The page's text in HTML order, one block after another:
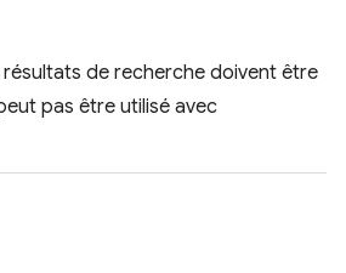
résultats de recherche doivent être
pas être utilisé avec